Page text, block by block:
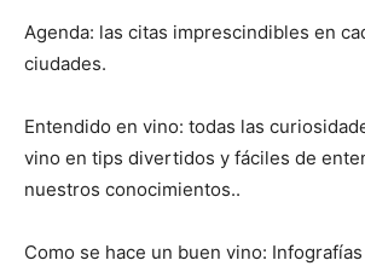
Agenda: las citas imprescindibles en
ciudades.
Entendido en vino: todas las
vino en tips divertidos y fáciles de
nuestros conocimientos..
Como se hace un buen vino: